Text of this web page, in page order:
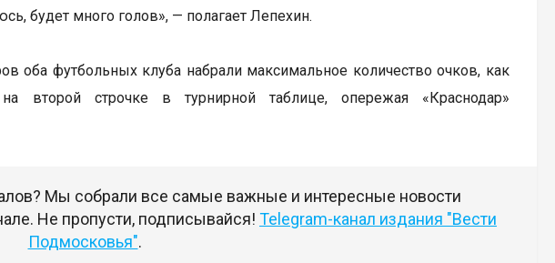
будет много голов», — полагает Лепехин.
оба футбольных клуба набрали максимальное количество очков, как
второй строчке в турнирной таблице, опережая «Краснодар»
Мы собрали все самые важные и интересные новости
Не пропусти, подписывайся! Telegram-канал издания "Вести
Подмосковья".